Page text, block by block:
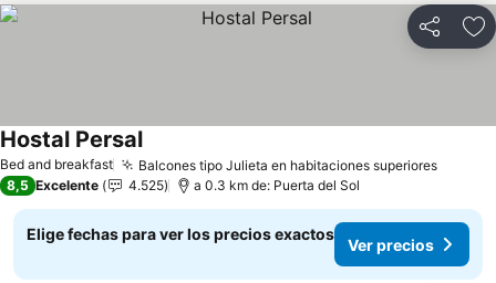
Compartir
Bed and breakfast Balcones tipo Julieta en habitaciones superiores
Hostal Persal
8,5 Excelente 4.525 a 0.3 km de: Puerta del Sol
Elige fechas para ver los precios exactos
Ver precios